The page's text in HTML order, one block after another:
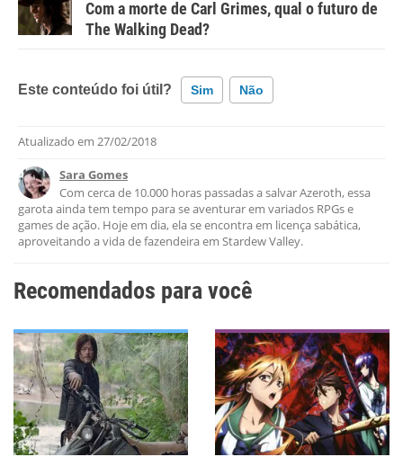
Com a morte de Carl Grimes, qual o futuro de
The Walking Dead?
Este conteúdo foi útil? Sim Não
Este conteúdo contém informação incorreta
Este conteúdo não tem a informação que procuro
Outro
Atualizado em 27/02/2018
Sara Gomes
Com cerca de 10.000 horas passadas a salvar Azeroth, essa
garota ainda tem tempo para se aventurar em variados RPGs e
games de ação. Hoje em dia, ela se encontra em licença sabática,
aproveitando a vida de fazendeira em Stardew Valley.
Recomendados para você